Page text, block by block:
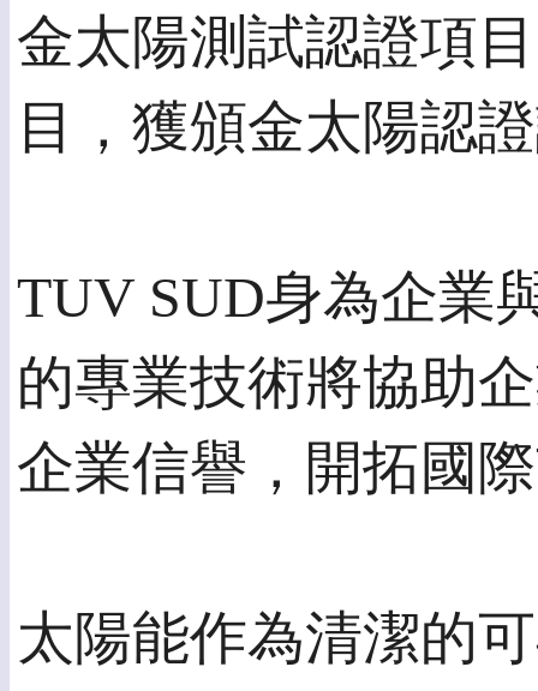
金太陽測試認證項
目，獲頒金太陽認
TUV SUD身為企業
的專業技術將協助
企業信譽，開拓國
太陽能作為清潔的